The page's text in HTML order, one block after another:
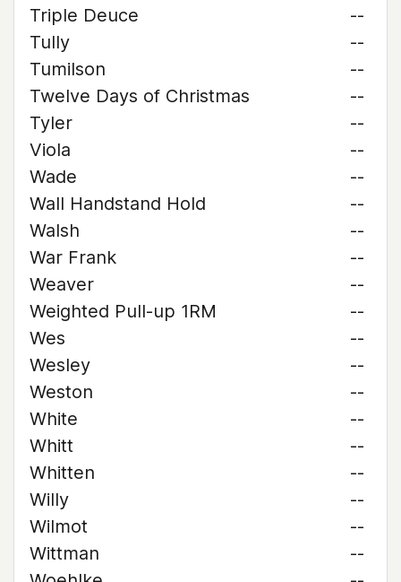
Triple Deuce
--
Tully
--
Tumilson
--
Twelve Days of Christmas
--
Tyler
--
Viola
--
Wade
--
Wall Handstand Hold
--
Walsh
--
War Frank
--
Weaver
--
Weighted Pull-up 1RM
--
Wes
--
Wesley
--
Weston
--
White
--
Whitt
--
Whitten
--
Willy
--
Wilmot
--
Wittman
--